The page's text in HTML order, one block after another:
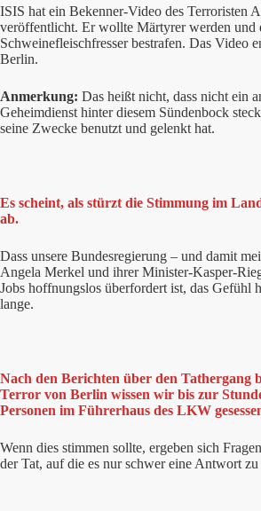
ISIS hat ein Bekenner-Video des Terroristen
veröffentlicht. Er wollte Märtyrer werden und
Schweinefleischfresser bestrafen. Das Video
Berlin.
Anmerkung: Das heißt nicht, dass nicht ein
Geheimdienst hinter diesem Sündenbock
seine Zwecke benutzt und gelenkt hat.
Es scheint, als stürzt die Stimmung im
ab.
Dass unsere Bundesregierung – und damit
Angela Merkel und ihrer Minister-Kasper-
Jobs hoffnungslos überfordert ist, das Gefühl
lange.
Nach den Berichten über den Tathergang
Terror von Berlin wissen wir bis zur
Personen im Führerhaus des LKW
Wenn dies stimmen sollte, ergeben sich
der Tat, auf die es nur schwer eine Antwort